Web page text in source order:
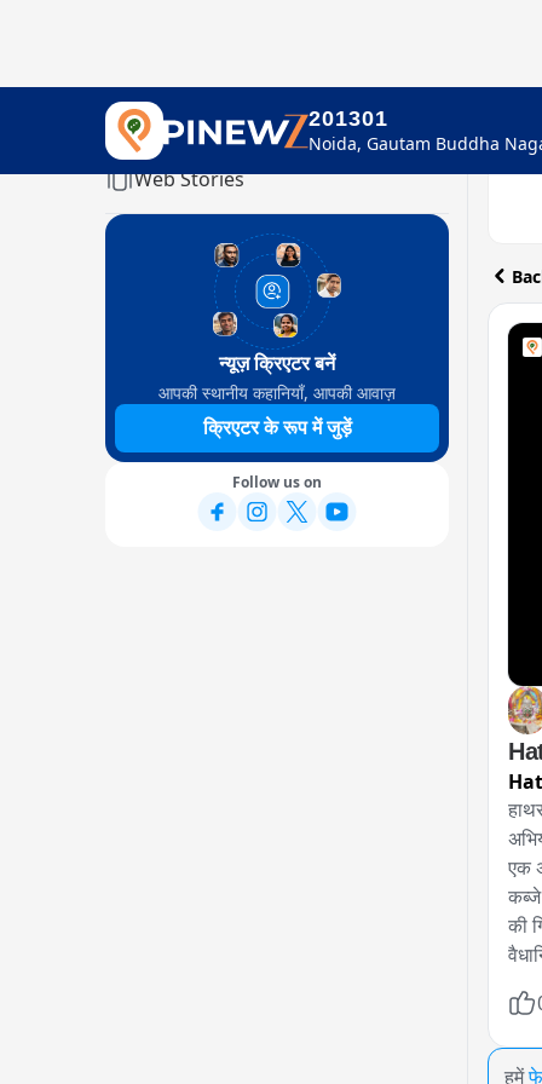
201301
Home
Web Stories
न्यूज़ क्रिएटर बनें
आपकी स्थानीय कहानियाँ, आपकी आवाज़
क्रिएटर के रूप में जुड़ें
Follow us on
एक
कब्जे
की
हमें